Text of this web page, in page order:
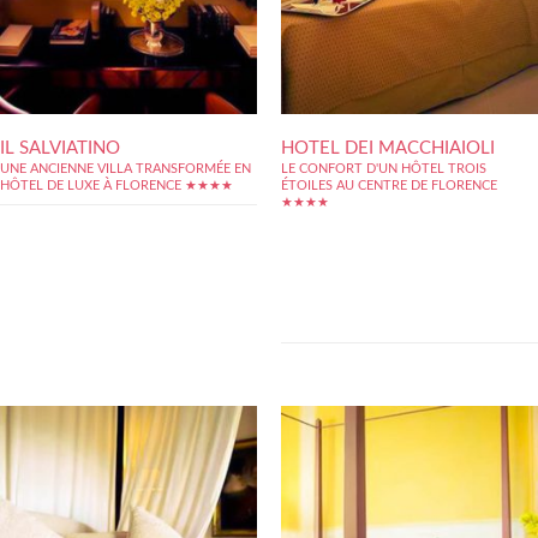
IL SALVIATINO
UNE ANCIENNE VILLA TRANSFORMÉE EN
HÔTEL DE LUXE À FLORENCE ★★★★
HOTEL DEI MACCHIAIOLI
LE CONFORT D'UN HÔTEL TROIS
ÉTOILES AU CENTRE DE FLORENCE
★★★★